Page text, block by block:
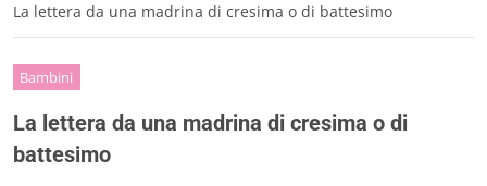
La lettera da una madrina di cresima o di battesimo
Bambini
La lettera da una madrina di cresima o di
battesimo